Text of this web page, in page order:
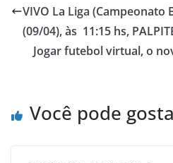
VIVO La Liga (Campeonato
(09/04), às 11:15 hs,
Jogar futebol virtual, o
Você pode